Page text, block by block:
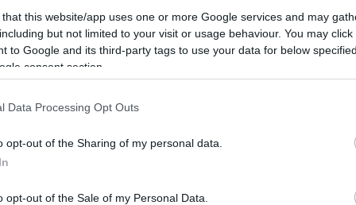
that this website/app uses one or more Google services and may
but not limited to your visit or usage behaviour. You may
to Google and its third-party tags to use your data for below
consent section.
Data Processing Opt Outs
opt-out of the Sharing of my personal data.
opt-out of the Sale of my Personal Data.
Valentina Mariani · 26 Apr 2026
ALTRI SPORT